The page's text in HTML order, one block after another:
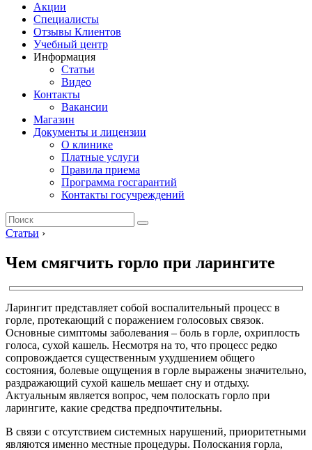
Акции
Специалисты
Отзывы Клиентов
Учебный центр
Информация
Статьи
Видео
Контакты
Вакансии
Магазин
Документы и лицензии
О клинике
Платные услуги
Правила приема
Программа госгарантий
Контакты госучреждений
Статьи ›
Чем смягчить горло при ларингите
Ларингит представляет собой воспалительный процесс в
горле, протекающий с поражением голосовых связок.
Основные симптомы заболевания – боль в горле, охриплость
голоса, сухой кашель. Несмотря на то, что процесс редко
сопровождается существенным ухудшением общего
состояния, болевые ощущения в горле выражены значительно,
раздражающий сухой кашель мешает сну и отдыху.
Актуальным является вопрос, чем полоскать горло при
ларингите, какие средства предпочтительны.
В связи с отсутствием системных нарушений, приоритетными
являются именно местные процедуры. Полоскания горла,